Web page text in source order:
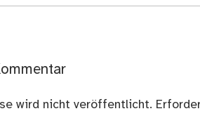
wird nicht veröffentlicht.